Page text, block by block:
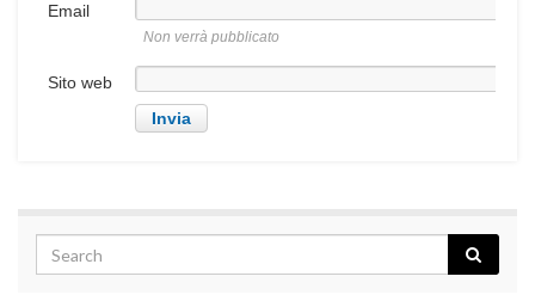
Email
Non verrà pubblicato
Sito web